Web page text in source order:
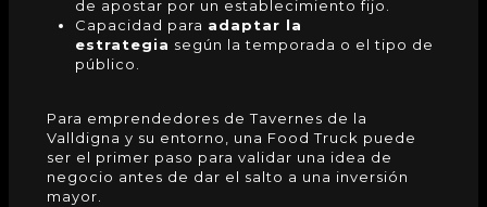
de apostar por un establecimiento fijo.
Capacidad para adaptar la
estrategia según la temporada o el tipo de
público.
Para emprendedores de Tavernes de la
Valldigna y su entorno, una Food Truck puede
ser el primer paso para validar una idea de
negocio antes de dar el salto a una inversión
mayor.